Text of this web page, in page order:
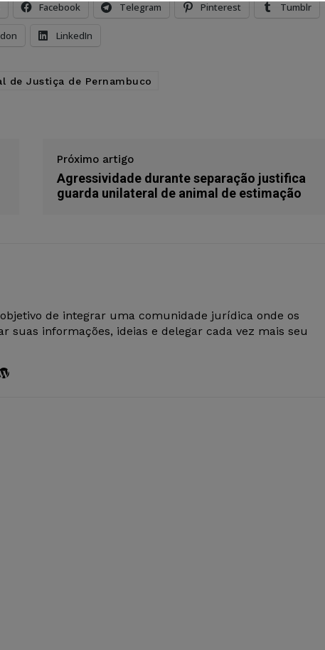
Facebook Telegram Pinterest Tumblr
LinkedIn
de Justiça de Pernambuco
Próximo artigo
Agressividade durante separação justifica
guarda unilateral de animal de estimação
de integrar uma comunidade jurídica onde os
suas informações, ideias e delegar cada vez mais seu